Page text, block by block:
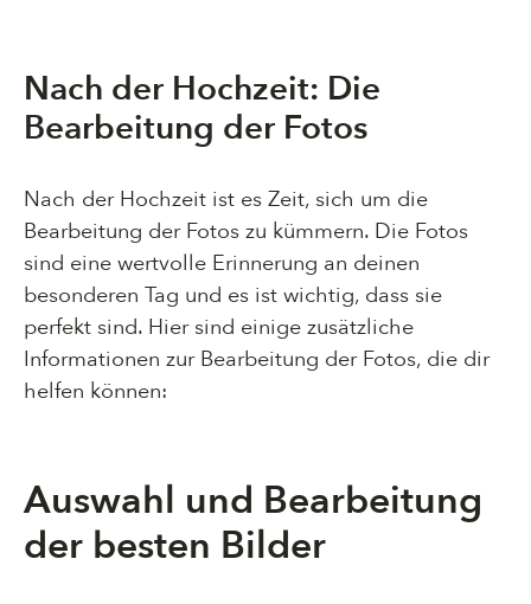
Nach der Hochzeit: Die
Bearbeitung der Fotos
Nach der Hochzeit ist es Zeit, sich um die
Bearbeitung der Fotos zu kümmern. Die Fotos
sind eine wertvolle Erinnerung an deinen
besonderen Tag und es ist wichtig, dass sie
perfekt sind. Hier sind einige zusätzliche
Informationen zur Bearbeitung der Fotos, die dir
helfen können:
Auswahl und Bearbeitung
der besten Bilder